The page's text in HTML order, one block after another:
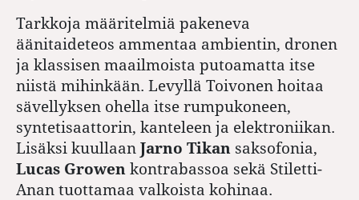
Tarkkoja määritelmiä pakeneva
äänitaideteos ammentaa ambientin, dronen
ja klassisen maailmoista putoamatta itse
niistä mihinkään. Levyllä Toivonen hoitaa
sävellyksen ohella itse rumpukoneen,
syntetisaattorin, kanteleen ja elektroniikan.
Lisäksi kuullaan Jarno Tikan saksofonia,
Lucas Growen kontrabassoa sekä Stiletti-
Anan tuottamaa valkoista kohinaa.